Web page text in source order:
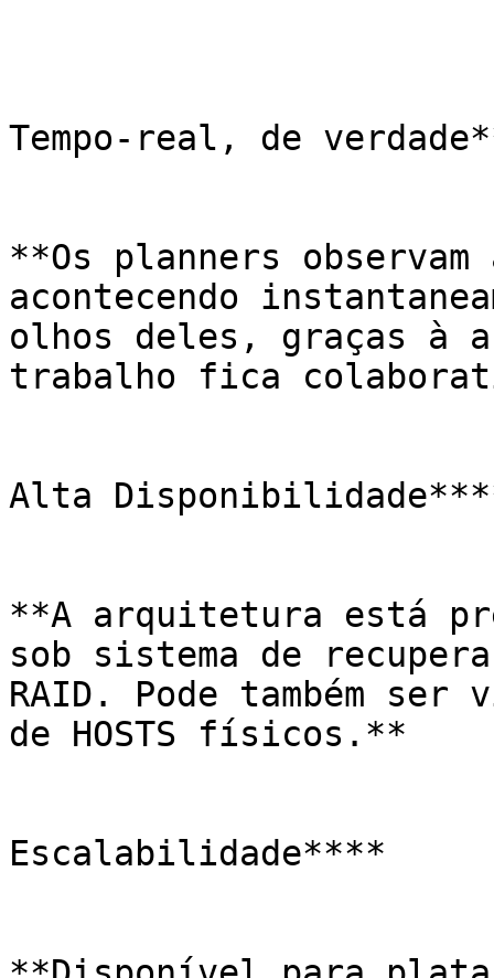
Tempo-real, de
**Os planners observam
acontecendo
olhos deles, graças à
trabalho fica
Alta
**A arquitetura está
sob sistema de
RAID. Pode também
de HOSTS físicos.**
Escalabilidade****